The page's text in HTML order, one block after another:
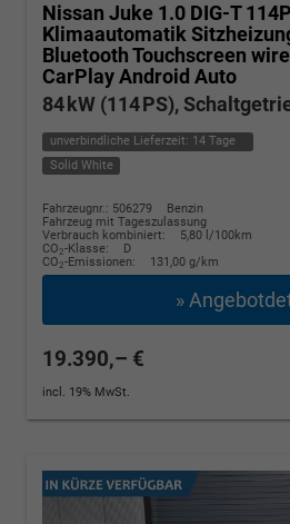
Nissan Juke 1.0 DIG-T
Klimaautomatik
Bluetooth Touchscreen
CarPlay Android Auto
84 kW (114 PS),
unverbindliche Lieferzeit: 14 Tage
Solid White
Fahrzeugnr.: 506279
Benzin
Fahrzeug mit Tageszulassung
Verbrauch kombiniert:
5,80 l/100km
CO2-Klasse:
D
CO2-Emissionen: 131,00 g/km
»
19.390,– €
incl. 19% MwSt.